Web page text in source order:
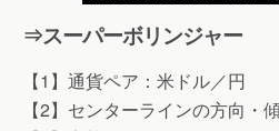
⇒スーパーボリンジャー
【1】通貨ペア：米ドル／円
【2】センターラインの方向・